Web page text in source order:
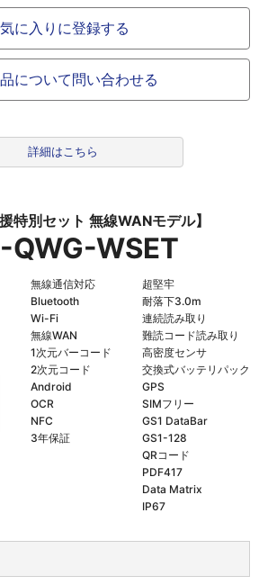
に入りに登録する
について問い合わせる
詳細はこちら
特別セット 無線WANモデル】
WSET
無線通信対応
Bluetooth
Wi-Fi
無線WAN
1次元バーコード
2次元コード
Android
OCR
NFC
3年保証
超堅牢
耐落下3.0m
連続読み取り
難読コード読み取り
高密度センサ
交換式バッテリパック
GPS
SIMフリー
GS1 DataBar
GS1-128
QRコード
PDF417
Data Matrix
IP67